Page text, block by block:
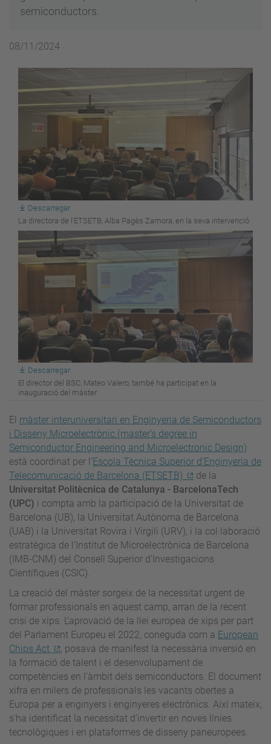
semiconductors.
08/11/2024
Descarregar
La directora de l'ETSETB, Alba Pagès Zamora, en la seva intervenció
Descarregar
El director del BSC, Mateo Valero, també ha participat en la
inauguració del màster
El màster interuniversitari en Enginyeria de Semiconductors
i Disseny Microelectrònic (master’s degree in
Semiconductor Engineering and Microelectronic Design)
està coordinat per l’Escola Tècnica Superior d’Enginyeria de
Telecomunicació de Barcelona (ETSETB)
de la
Universitat Politècnica de Catalunya - BarcelonaTech
(UPC) i compta amb la participació de la Universitat de
Barcelona (UB), la Universitat Autònoma de Barcelona
(UAB) i la Universitat Rovira i Virgili (URV), i la col·laboració
estratègica de l’Institut de Microelectrònica de Barcelona
(IMB-CNM) del Consell Superior d’Investigacions
Científiques (CSIC).
La creació del màster sorgeix de la necessitat urgent de
formar professionals en aquest camp, arran de la recent
crisi de xips. L’aprovació de la llei europea de xips per part
del Parlament Europeu el 2022, coneguda com a European
Chips Act
, posava de manifest la necessària inversió en
la formació de talent i el desenvolupament de
competències en l’àmbit dels semiconductors. El document
xifra en milers de professionals les vacants obertes a
Europa per a enginyers i enginyeres electrònics. Així mateix,
s'ha identificat la necessitat d'invertir en noves línies
tecnològiques i en plataformes de disseny paneuropees.